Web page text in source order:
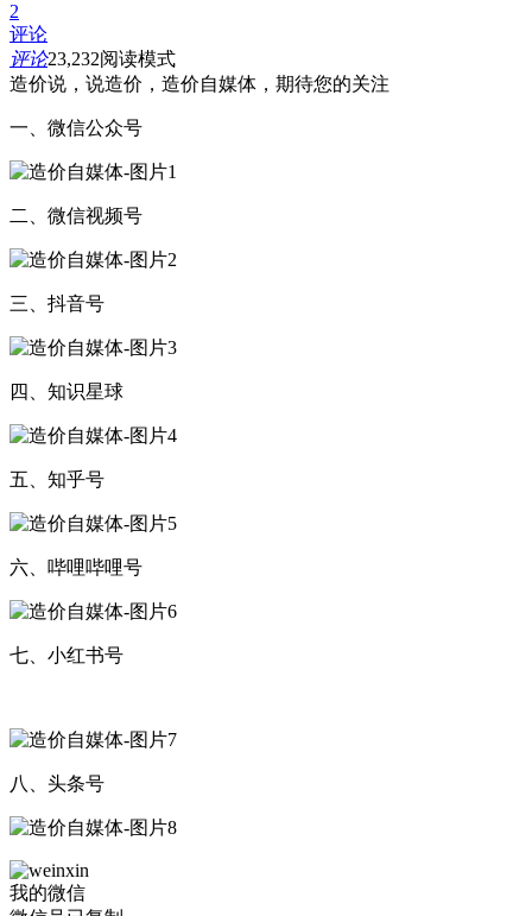
2
评论
评论23,232阅读模式
造价说，说造价，造价自媒体，期待您的关注
一、微信公众号
二、微信视频号
三、抖音号
四、知识星球
五、知乎号
六、哔哩哔哩号
七、小红书号
八、头条号
我的微信